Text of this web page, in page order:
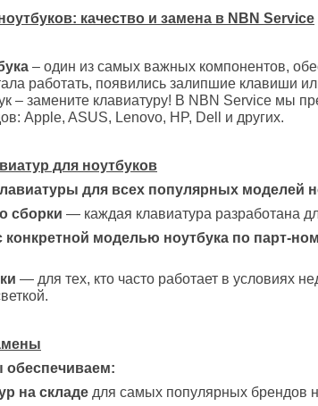
качество и замена в NBN Service
– один из самых важных компонентов,
работать, появились залипшие клавиши
– замените клавиатуру! В NBN Service мы
Apple, ASUS, Lenovo, HP, Dell и других.
для ноутбуков
для всех популярных моделей
сборки — каждая клавиатура разработана
моделью ноутбука по парт-
— для тех, кто часто работает в условиях
обеспечиваем:
на складе для самых популярных брендов